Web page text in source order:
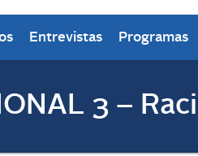
Entrevistas Programas
3 –